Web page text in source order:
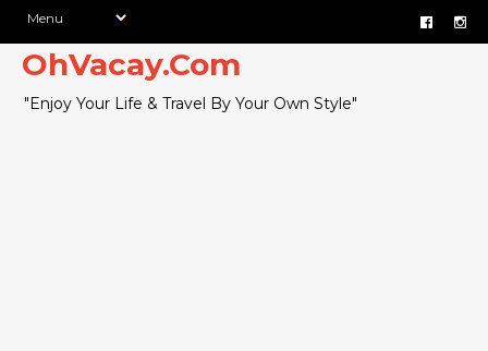
OhVacay.Com
"Enjoy Your Life & Travel By Your Own Style"